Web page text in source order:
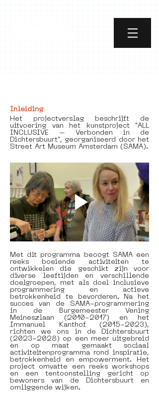
Inleiding
Het projectverslag beschrijft de
uitvoering van het kunstproject "ALL
INCLUSIVE – Verbonden in de
Dichtersbuurt", georganiseerd door het
Met dit programma beoogt SAMA een
reeks boeiende activiteiten te
ontwikkelen die geschikt zijn voor
diverse leeftijden en verschillende
doelgroepen, met als doel inclusieve
programmering en actieve
betrokkenheid te bevorderen. Na het
succes van de SAMA-programmering
in de Burgemeester Vening
Meineszlaan (2010-2017) en het
Immanuel Kanthof (2015-2023),
richten we ons in de Dichtersbuurt
(2023-2028) op een meer uitgebreid
en op maat gemaakt sociaal
activiteitenprogramma rond inspiratie,
betrokkenheid en empowerment. Het
project omvatte een reeks workshops
en een tentoonstelling gericht op
bewoners van de Dichtersbuurt en
omliggende wijken.